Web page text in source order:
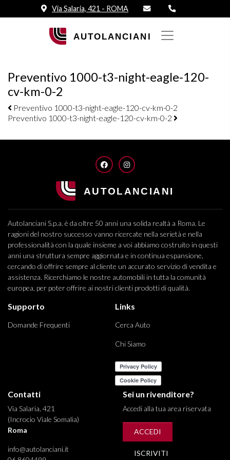
Via Salaria, 421 - ROMA
Preventivo 1000-t3-night-eagle-120-
cv-km-0-2
Navigazione elementi
Preventivo 1000-t3-night-eagle-120-cv-km-0-2
Preventivo 1000-t3-night-eagle-120-cv-km-0-2
FACEBOOKINSTAGRAM
Autolanciani S.p.a. è da oltre 50 anni una solida realtà a Roma. Le
ragioni del nostro successo vanno ricercate nella serietà e nella
professionalità con la quale insieme a voi abbiamo costruito in questi
anni una struttura sempre aggiornata e in continua espansione,
cercando di offrire sempre al cliente un accurato servizio di vendita e
assistenza. Ricerchiamo le nostre automobili in tutta la comunità
europea, per poter offrire ai nostri clienti prodotti di qualità.
Supporto
Domande Frequenti
Links
Cerca Auto
Chi Siamo
Contatti
Via Salaria, 421
(Incrocio Viale Somalia)
Roma
info@autolanciani.it
Sei un rivenditore?
Accedi alla tua area riservata
ACCEDI
ISCRIVITI